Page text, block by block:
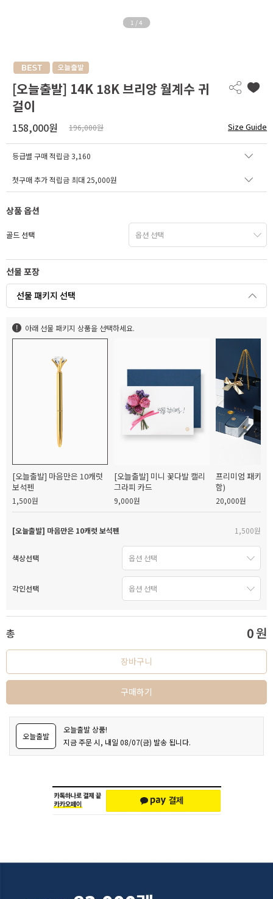
1 /4
[오늘출발] 14K 18K 브리앙 월계수 귀
걸이
158,000원 196,000원 Size Guide
등급별 구매 적립금3,160
첫구매 추가 적립금 최대 25,000원
상품 옵션
골드 선택
선물 포장
선물 패키지 선택
아래 선물 패키지 상품을 선택하세요.
[오늘출발] 마음만은 10캐럿
보석펜
1,500원
[오늘출발] 미니 꽃다발 캘리
그라피 카드
9,000원
프리미엄 패키지
함)
20,000원
[오늘출발] 마음만은 10캐럿 보석펜 1,500원
색상선택
각인선택
총 0원
장바구니
구매하기
오늘출발
오늘출발 상품!
지금 주문 시, 내일 08/07(금) 발송 됩니다.